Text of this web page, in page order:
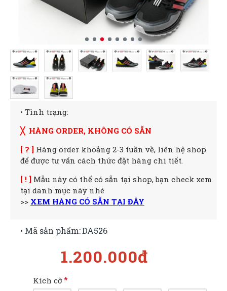
• Tình trạng:
╳ HÀNG ORDER, KHÔNG CÓ SẴN
[ ? ] Hàng order khoảng 2-3 tuần về, liên hệ shop
để được tư vấn cách thức đặt hàng chi tiết.
[ ! ] Mẫu này có thể có sẵn tại shop, bạn check xem
tại danh mục này nhé
>> XEM HÀNG CÓ SẴN TẠI ĐÂY
1.200.000đ
• Mã sản phẩm:DA526
Kích cỡ